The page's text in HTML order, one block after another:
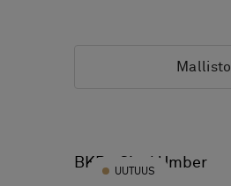
Mallisto
BKB - Sisal Umber
UUTUUS